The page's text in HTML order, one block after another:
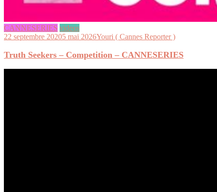
CANNESERIES videos
22 septembre 20205 mai 2026Youri ( Cannes Reporter )
Truth Seekers – Competition – CANNESERIES